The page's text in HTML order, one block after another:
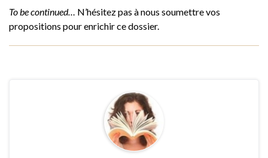
To be continued…
N’hésitez pas à nous soumettre vos
propositions pour enrichir ce dossier.